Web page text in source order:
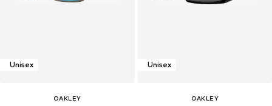
Unisex
OAKLEY
Unisex
OAKLEY